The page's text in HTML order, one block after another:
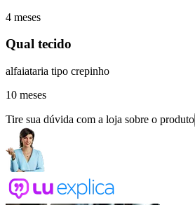
4 meses
Qual tecido
alfaiataria tipo crepinho
10 meses
Tire sua dúvida com a loja sobre o produto